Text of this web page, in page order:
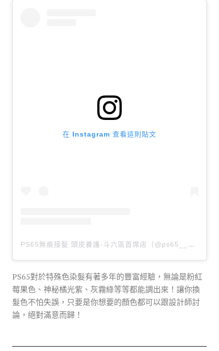
在 Instagram 查看這則貼文
PS65無痕接髮 頭皮養護-斗六區首席店（@ps65__hair）分享的貼文
PS65對於特殊色染髮有著多年的豐富經驗，無論是粉紅
莓果色、神秘橘光紫、灰霧綠等等都能調出來！讓你換
髮色不怕失誤，只要是你想要的顏色都可以跟設計師討
論，絕對滿意而歸！